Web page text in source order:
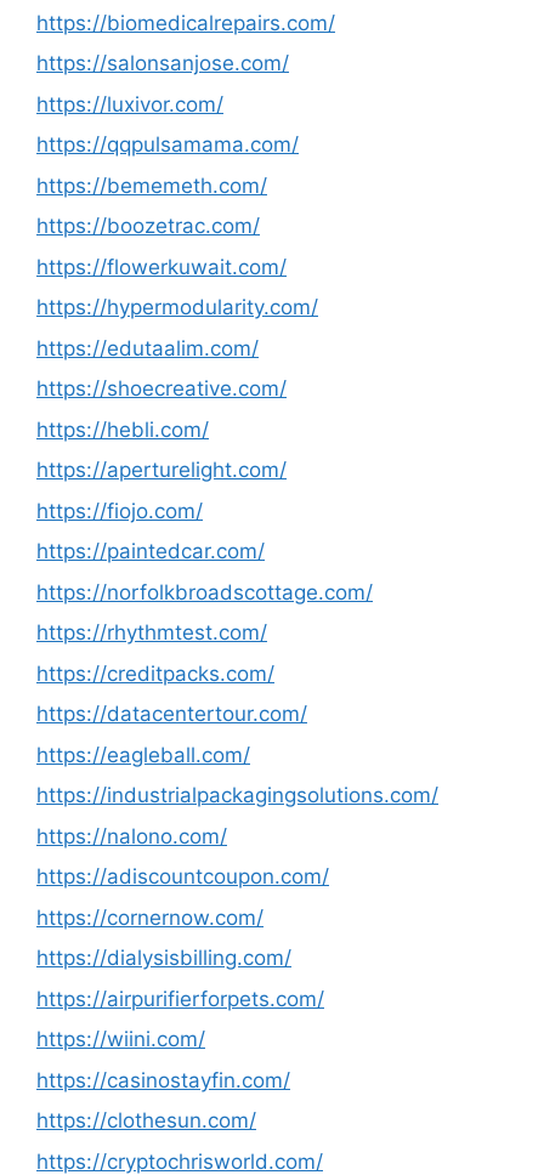
https://biomedicalrepairs.com/
https://salonsanjose.com/
https://luxivor.com/
https://qqpulsamama.com/
https://bememeth.com/
https://boozetrac.com/
https://flowerkuwait.com/
https://hypermodularity.com/
https://edutaalim.com/
https://shoecreative.com/
https://hebli.com/
https://aperturelight.com/
https://fiojo.com/
https://paintedcar.com/
https://norfolkbroadscottage.com/
https://rhythmtest.com/
https://creditpacks.com/
https://datacentertour.com/
https://eagleball.com/
https://industrialpackagingsolutions.com/
https://nalono.com/
https://adiscountcoupon.com/
https://cornernow.com/
https://dialysisbilling.com/
https://airpurifierforpets.com/
https://wiini.com/
https://casinostayfin.com/
https://clothesun.com/
https://cryptochrisworld.com/